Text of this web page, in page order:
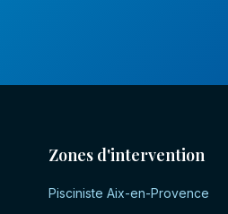
Zones d'intervention
Pisciniste Aix-en-Provence